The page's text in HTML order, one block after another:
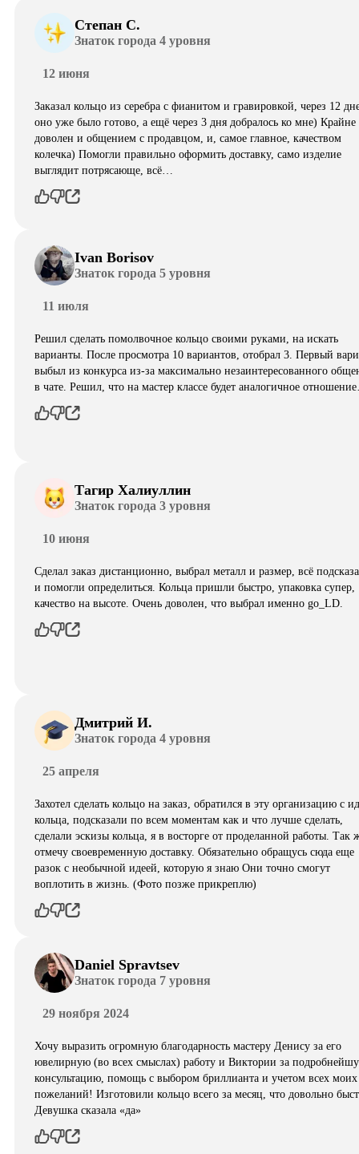
Степан С.
Знаток города 4 уровня
12 июня
Заказал кольцо из серебра с фианитом и гравировкой, через 12
оно уже было готово, а ещё через 3 дня добралось ко мне) Крайне
доволен и общением с продавцом, и, самое главное, качеством
колечка) Помогли правильно оформить доставку, само изделие
выглядит потрясающе, всë…
Ivan Borisov
Знаток города 5 уровня
11 июля
Решил сделать помолвочное кольцо своими руками, на искать
варианты. После просмотра 10 вариантов, отобрал 3. Первый
выбыл из конкурса из-за максимально незаинтересованного
в чате. Решил, что на мастер классе будет аналогичное
Тагир Халиуллин
Знаток города 3 уровня
10 июня
Сделал заказ дистанционно, выбрал металл и размер, всё
и помогли определиться. Кольца пришли быстро, упаковка супер,
качество на высоте. Очень доволен, что выбрал именно go_LD.
Дмитрий И.
Знаток города 4 уровня
25 апреля
Захотел сделать кольцо на заказ, обратился в эту организацию с
кольца, подсказали по всем моментам как и что лучше сделать,
сделали эскизы кольца, я в восторге от проделанной работы. Так
отмечу своевременную доставку. Обязательно обращусь сюда еще
разок с необычной идеей, которую я знаю Они точно смогут
воплотить в жизнь. (Фото позже прикреплю)
Daniel Spravtsev
Знаток города 7 уровня
29 ноября 2024
Хочу выразить огромную благодарность мастеру Денису за его
ювелирную (во всех смыслах) работу и Виктории за
консультацию, помощь с выбором бриллианта и учетом всех моих
пожеланий! Изготовили кольцо всего за месяц, что довольно
Девушка сказала «да»